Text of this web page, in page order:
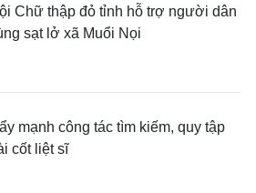
Chữ thập đỏ tỉnh hỗ trợ người dân
sạt lở xã Muổi Nọi
mạnh công tác tìm kiếm, quy tập
cốt liệt sĩ